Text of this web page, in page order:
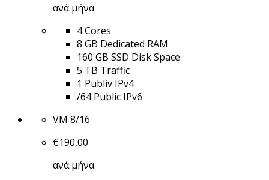
ανά μήνα
4 Cores
8 GB Dedicated RAM
160 GB SSD Disk Space
5 TB Traffic
1 Publiv IPv4
/64 Public IPv6
VM 8/16
€190,00
ανά μήνα